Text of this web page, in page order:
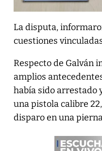
La disputa,
cuestiones
Respecto de Galván
amplios
había sido arrestado
una pistola calibre
disparo en una